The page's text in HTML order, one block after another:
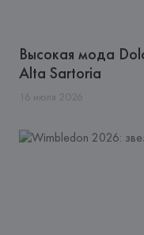
Высокая мода
Alta Sartoria
16 июля 2026